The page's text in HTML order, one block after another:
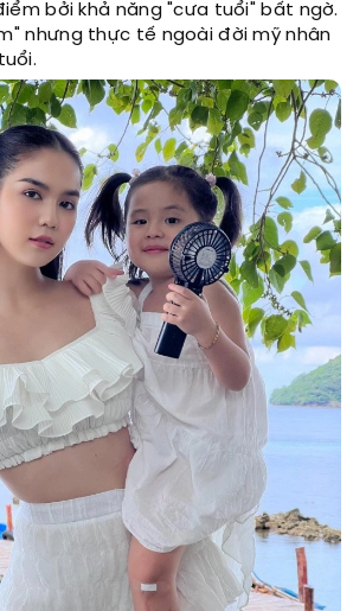
bởi khả năng "cưa tuổi" bất ngờ.
nhưng thực tế ngoài đời mỹ nhân